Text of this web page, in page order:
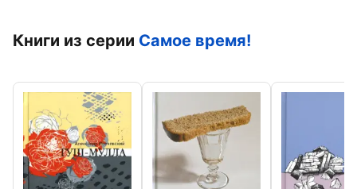
Книги из серии Самое время!